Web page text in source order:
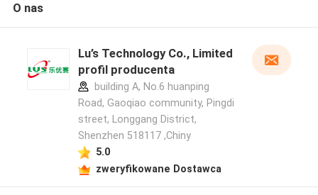
O nas
Lu’s Technology Co., Limited
profil producenta
building A, No.6 huanping
Road, Gaoqiao community, Pingdi
street, Longgang District,
Shenzhen 518117 ,Chiny
5.0
zweryfikowane Dostawca